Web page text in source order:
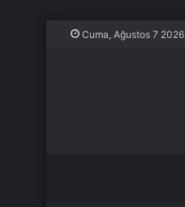
Cuma, Ağustos 7 2026